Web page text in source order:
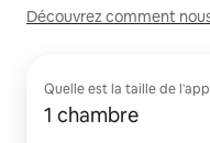
Découvrez comment
Quelle est la taille de
1 chambre